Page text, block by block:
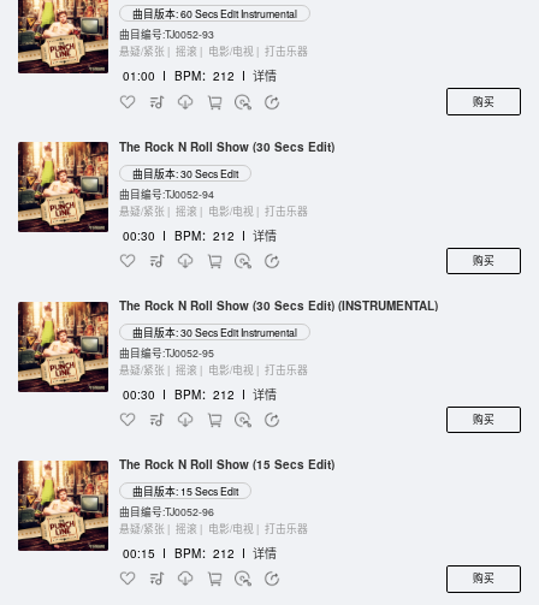
曲目版本: 60 Secs Edit Instrumental
曲目编号:TJ0052-93
悬疑/紧张 | 摇滚 | 电影/电视 | 打击乐器
01:00 I BPM：212 I 详情
购买
The Rock N Roll Show (30 Secs Edit)
曲目版本: 30 Secs Edit
曲目编号:TJ0052-94
悬疑/紧张 | 摇滚 | 电影/电视 | 打击乐器
00:30 I BPM：212 I 详情
购买
The Rock N Roll Show (30 Secs Edit) (INSTRUMENTAL)
曲目版本: 30 Secs Edit Instrumental
曲目编号:TJ0052-95
悬疑/紧张 | 摇滚 | 电影/电视 | 打击乐器
00:30 I BPM：212 I 详情
购买
The Rock N Roll Show (15 Secs Edit)
曲目版本: 15 Secs Edit
曲目编号:TJ0052-96
悬疑/紧张 | 摇滚 | 电影/电视 | 打击乐器
00:15 I BPM：212 I 详情
购买